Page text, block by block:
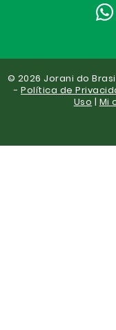
© 2026 Jorani do
- Política de
Uso | Mi